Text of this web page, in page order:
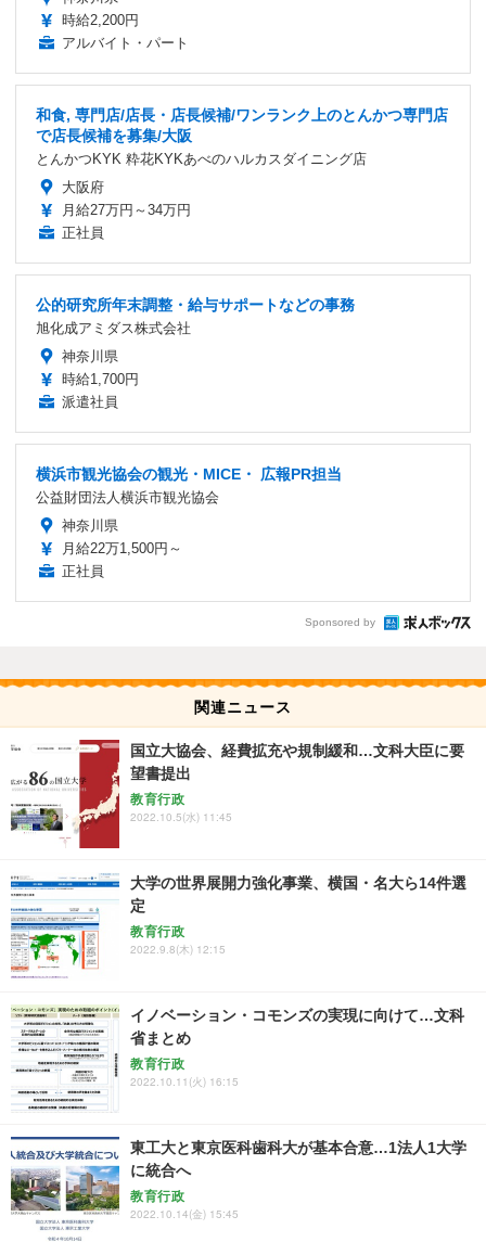
時給2,200円
アルバイト・パート
和食, 専門店/店長・店長候補/ワンランク上のとんかつ専門店
で店長候補を募集/大阪
とんかつKYK 粋花KYKあべのハルカスダイニング店
大阪府
月給27万円～34万円
正社員
公的研究所年末調整・給与サポートなどの事務
旭化成アミダス株式会社
神奈川県
時給1,700円
派遣社員
横浜市観光協会の観光・MICE・ 広報PR担当
公益財団法人横浜市観光協会
神奈川県
月給22万1,500円～
正社員
Sponsored by
関連ニュース
国立大協会、経費拡充や規制緩和…文科大臣に要
望書提出
教育行政
2022.10.5(水) 11:45
大学の世界展開力強化事業、横国・名大ら14件選
定
教育行政
2022.9.8(木) 12:15
イノベーション・コモンズの実現に向けて…文科
省まとめ
教育行政
2022.10.11(火) 16:15
東工大と東京医科歯科大が基本合意…1法人1大学
に統合へ
教育行政
2022.10.14(金) 15:45